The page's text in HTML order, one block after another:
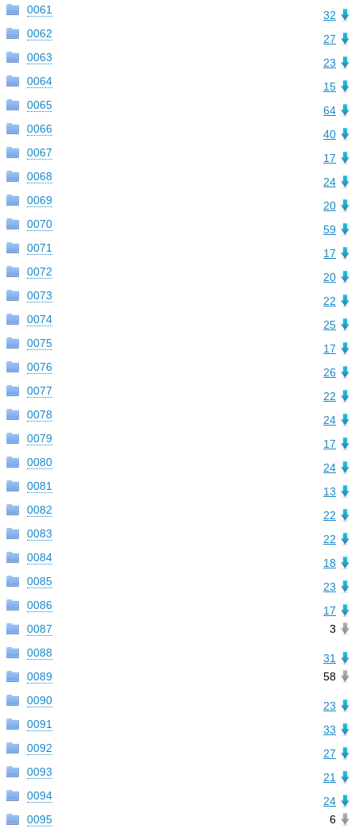
32
0061
27
0062
23
0063
15
0064
64
0065
40
0066
17
0067
24
0068
20
0069
59
0070
17
0071
20
0072
22
0073
25
0074
17
0075
26
0076
22
0077
24
0078
17
0079
24
0080
13
0081
22
0082
22
0083
18
0084
23
0085
17
0086
3
0087
31
0088
58
0089
23
0090
33
0091
27
0092
21
0093
24
0094
6
0095